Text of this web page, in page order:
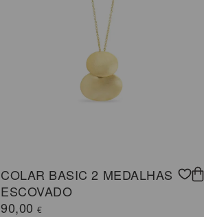
COLAR BASIC 2 MEDALHAS
ESCOVADO
90,00€